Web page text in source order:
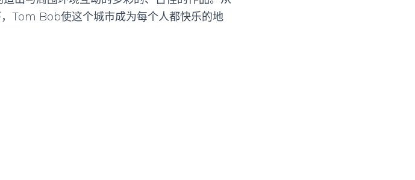
Tom Bob使这个城市成为每个人都快乐的地